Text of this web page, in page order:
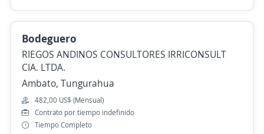
Bodeguero
RIEGOS ANDINOS CONSULTORES IRRICONSULT
CIA. LTDA.
Ambato, Tungurahua
482,00 US$ (Mensual)
Contrato por tiempo indefinido
Tiempo Completo